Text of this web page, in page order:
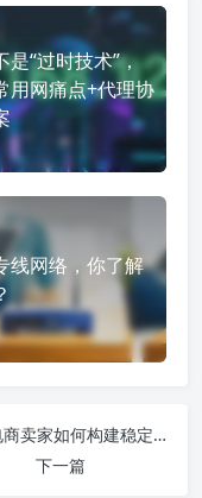
是“过时技术”，
用网痛点+代理协
线网络，你了解
海外电商卖家如何构建稳定的住宅代理IP管理体系
下一篇